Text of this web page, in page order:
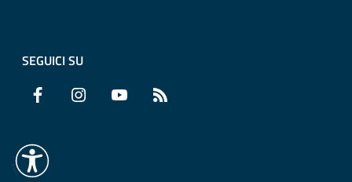
SEGUICI SU
Facebook Instagram YouTube